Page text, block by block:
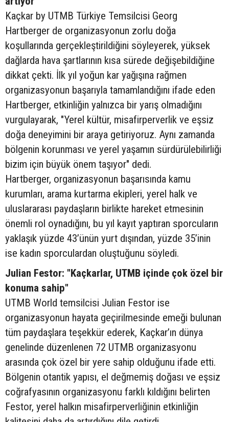
Kaçkar by UTMB Türkiye Temsilcisi Georg
Hartberger de organizasyonun zorlu doğa
koşullarında gerçekleştirildiğini söyleyerek, yüksek
dağlarda hava şartlarının kısa sürede değişebildiğine
dikkat çekti. İlk yıl yoğun kar yağışına rağmen
organizasyonun başarıyla tamamlandığını ifade eden
Hartberger, etkinliğin yalnızca bir yarış olmadığını
vurgulayarak, "Yerel kültür, misafirperverlik ve eşsiz
doğa deneyimini bir araya getiriyoruz. Aynı zamanda
bölgenin korunması ve yerel yaşamın sürdürülebilirliği
bizim için büyük önem taşıyor" dedi.
Hartberger, organizasyonun başarısında kamu
kurumları, arama kurtarma ekipleri, yerel halk ve
uluslararası paydaşların birlikte hareket etmesinin
önemli rol oynadığını, bu yıl kayıt yaptıran sporcuların
yaklaşık yüzde 43’ünün yurt dışından, yüzde 35’inin
ise kadın sporculardan oluştuğunu söyledi.
Julian Festor: "Kaçkarlar, UTMB içinde çok özel bir
konuma sahip"
UTMB World temsilcisi Julian Festor ise
organizasyonun hayata geçirilmesinde emeği bulunan
tüm paydaşlara teşekkür ederek, Kaçkar’ın dünya
genelinde düzenlenen 72 UTMB organizasyonu
arasında çok özel bir yere sahip olduğunu ifade etti.
Bölgenin otantik yapısı, el değmemiş doğası ve eşsiz
coğrafyasının organizasyonu farklı kıldığını belirten
Festor, yerel halkın misafirperverliğinin etkinliğin